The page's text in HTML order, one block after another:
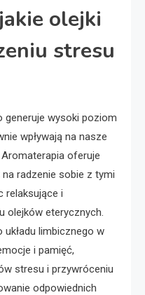
olejki
stresu
generuje wysoki poziom
wpływają na nasze
oferuje
radzenie sobie z tymi
relaksujące i
olejków eterycznych.
limbicznego w
i pamięć,
stresu i przywróceniu
odpowiednich